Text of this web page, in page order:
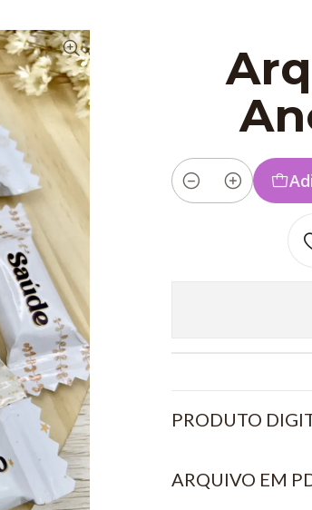
Quantidade
PRODUTO
ARQUIVO EM